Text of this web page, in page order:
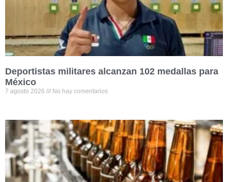
Deportistas militares alcanzan 102 medallas para
México
7 agosto 2026 No hay comentarios